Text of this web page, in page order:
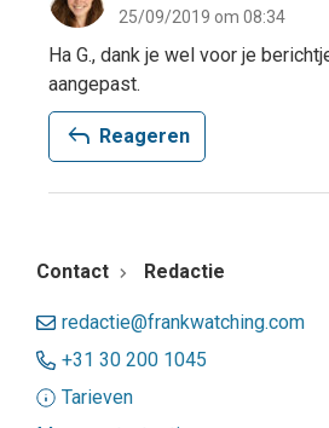
25/09/2019 om 08:34
Ha G., dank je wel voor je
aangepast.
reply Reageren
Contact Redactie
redactie@frankwatching.com
+31 30 200 1045
Tarieven